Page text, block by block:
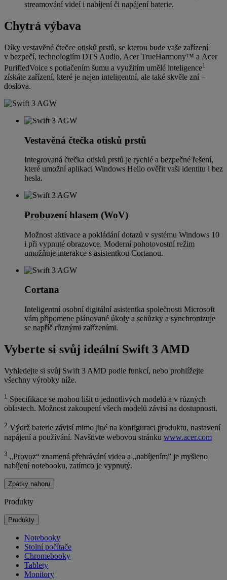
streamování videí i nabíjení či napájení baterie.
Chytrá výbava
Díky vestavěné čtečce otisků prstů, se kterou bude vaše zařízení
v bezpečí, technologiím DTS Audio, Acer TrueHarmony™ a Acer
PurifiedVoice s potlačením šumu a využitím umělé inteligence1
získáte zařízení, které je nejen inteligentní, ale také skvěle zní –
doslova.
Vestavěná čtečka otisků prstů
Integrovaná čtečka otisků prstů je rychlé a bezpečné řešení,
které umožní aplikaci Windows Hello ověřit vaši identitu i bez
hesla.
Probuzení hlasem (WoV)
Možnost aktivace a pokládání dotazů v systému Windows 10
i při vypnuté obrazovce. Moderní pohotovostní režim
umožňuje interakce s asistentkou Cortanou.
Cortana
Inteligentní osobní digitální asistentka společnosti Microsoft
vám připomene plánované úkoly a schůzky a synchronizuje
se napříč různými zařízeními.
Vyberte si svůj ideální Swift 3 AMD
Vyhledejte si svůj Swift 3 AMD podle funkcí, nebo prohlížejte
všechny výrobky níže.
1 Specifikace se mohou lišit u jednotlivých modelů a v různých
oblastech. Možnost zakoupení všech modelů závisí na dostupnosti.
2 Výdrž baterie závisí mimo jiné na konfiguraci produktu, nastavení
napájení a používání. Navštivte webovou stránku www.acer.com
3 „Provoz“ znamená přehrávání videa a „nabíjením” je myšleno
nabíjení notebooku, zatímco je vypnutý.
Zpátky nahoru
Produkty
Produkty
Notebooky
Stolní počítače
Chromebooky
Tablety
Monitory